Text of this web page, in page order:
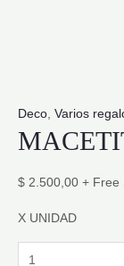
Deco Varios
$ 2.500,00 + Free
X UNIDAD
MACETITA